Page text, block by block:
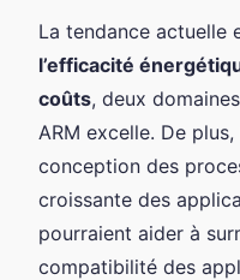
La tendance actuelle
l’efficacité
coûts, deux
ARM excelle. De
conception des
croissante des
pourraient aider à
compatibilité des